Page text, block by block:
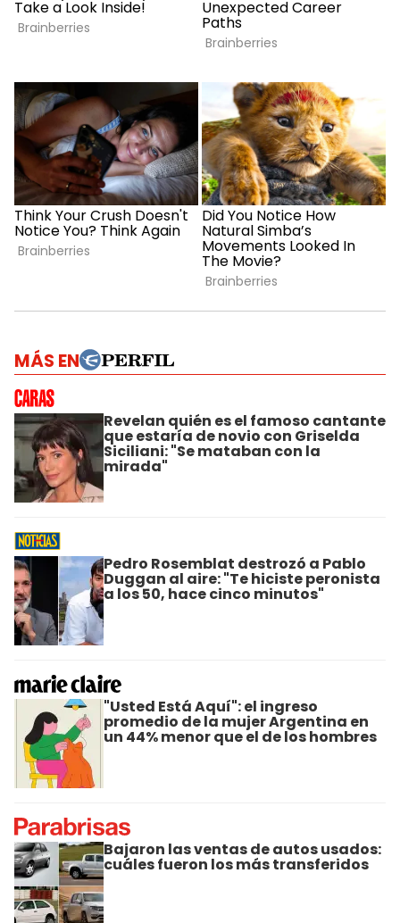
MÁS EN
Revelan quién es el famoso cantante
que estaría de novio con Griselda
Siciliani: "Se mataban con la
mirada"
Pedro Rosemblat destrozó a Pablo
Duggan al aire: "Te hiciste peronista
a los 50, hace cinco minutos"
"Usted Está Aquí": el ingreso
promedio de la mujer Argentina en
un 44% menor que el de los hombres
Bajaron las ventas de autos usados:
cuáles fueron los más transferidos